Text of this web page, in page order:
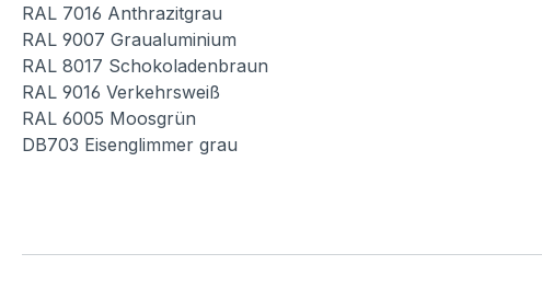
RAL 7016 Anthrazitgrau
RAL 9007 Graualuminium
RAL 8017 Schokoladenbraun
RAL 9016 Verkehrsweiß
RAL 6005 Moosgrün
DB703 Eisenglimmer grau